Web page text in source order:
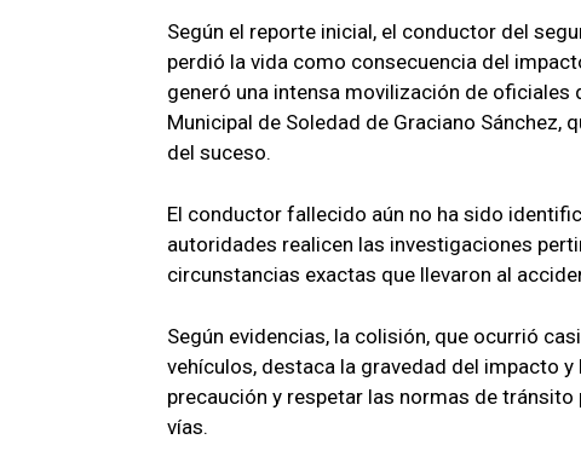
Según el reporte inicial, el conductor del
perdió la vida como consecuencia del
generó una intensa movilización de oficiales
Municipal de Soledad de Graciano Sánchez,
del suceso.
El conductor fallecido aún no ha sido
autoridades realicen las investigaciones
circunstancias exactas que llevaron al
Según evidencias, la colisión, que ocurrió
vehículos, destaca la gravedad del impacto
precaución y respetar las normas de tránsito
vías.